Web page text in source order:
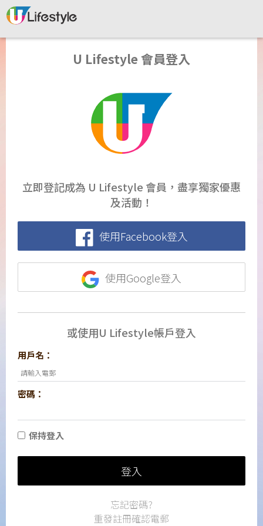
U Lifestyle 會員登入
立即登記成為 U Lifestyle 會員，盡享獨家優惠
及活動！
使用Facebook登入
使用Google登入
或使用U Lifestyle帳戶登入
用戶名：
密碼：
保持登入
登入
忘記密碼?
重發註冊確認電郵